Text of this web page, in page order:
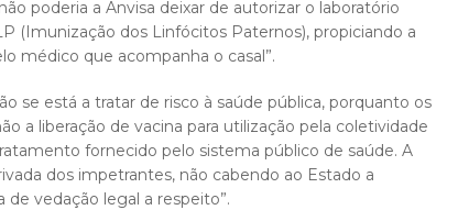
poderia a Anvisa deixar de autorizar o laboratório
(Imunização dos Linfócitos Paternos), propiciando a
médico que acompanha o casal”.
se está a tratar de risco à saúde pública, porquanto os
a liberação de vacina para utilização pela coletividade
fornecido pelo sistema público de saúde. A
dos impetrantes, não cabendo ao Estado a
vedação legal a respeito”.